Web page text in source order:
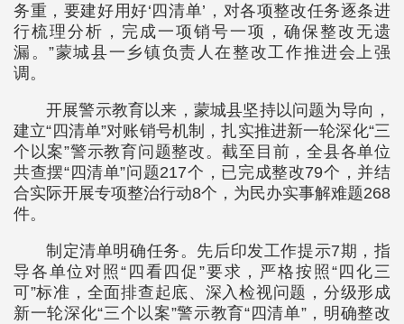
务重，要建好用好‘四清单’，对各项整改任务逐条进
行梳理分析，完成一项销号一项，确保整改无遗
漏。”蒙城县一乡镇负责人在整改工作推进会上强
调。
开展警示教育以来，蒙城县坚持以问题为导向，
建立“四清单”对账销号机制，扎实推进新一轮深化“三
个以案”警示教育问题整改。截至目前，全县各单位
共查摆“四清单”问题217个，已完成整改79个，并结
合实际开展专项整治行动8个，为民办实事解难题268
件。
制定清单明确任务。先后印发工作提示7期，指
导各单位对照“四看四促”要求，严格按照“四化三
可”标准，全面排查起底、深入检视问题，分级形成
新一轮深化“三个以案”警示教育“四清单”，明确整改